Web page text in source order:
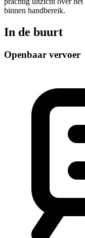
binnen handbereik.
In de buurt
Openbaar vervoer